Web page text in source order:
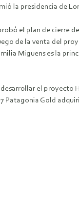
la presidencia de
el plan de cierre
de la venta del
Miguens es la
el
Gold